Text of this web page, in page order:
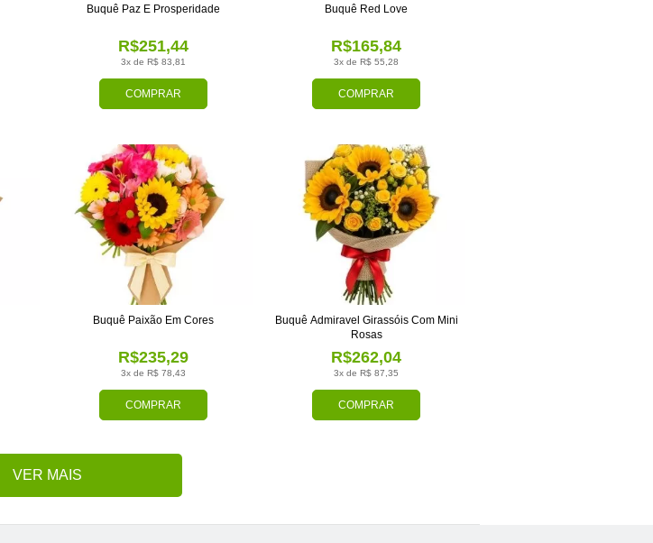
COMPRAR
3x de R$ 83,81
R$251,44
Buquê Paz E Prosperidade
COMPRAR
3x de R$ 55,28
R$165,84
Buquê Red Love
COMPRAR
3x de R$ 78,43
R$235,29
Buquê Paixão Em Cores
COMPRAR
3x de R$ 87,35
R$262,04
Buquê Admiravel Girassóis Com Mini
Rosas
VER MAIS